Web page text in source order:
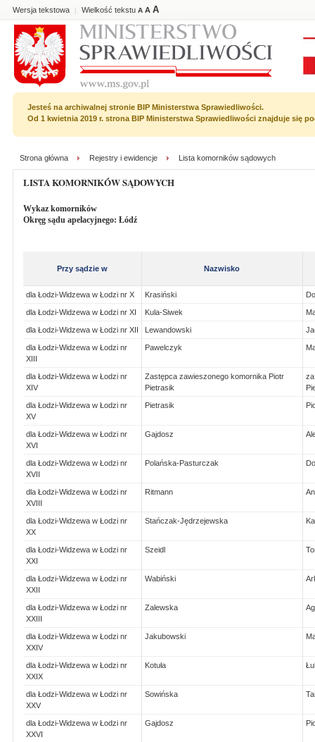
Wersja tekstowa | Wielkość tekstu A A A
Jesteś na archiwalnej stronie BIP Ministerstwa Sprawiedliwości.
Od 1 kwietnia 2019 r. strona BIP Ministerstwa Sprawiedliwości znajduje się
Strona główna Rejestry i ewidencje Lista komorników sądowych
LISTA KOMORNIKÓW SĄDOWYCH
Wykaz komorników
Okręg sądu apelacyjnego: Łódź
Przy sądzie w Nazwisko
dla Łodzi-Widzewa w Łodzi nr X Krasiński
dla Łodzi-Widzewa w Łodzi nr XI Kula-Siwek
dla Łodzi-Widzewa w Łodzi nr XII Lewandowski
dla Łodzi-Widzewa w Łodzi nr
XIII
Pawelczyk
dla Łodzi-Widzewa w Łodzi nr
XIV
Zastępca zawieszonego komornika Piotr
Pietrasik
dla Łodzi-Widzewa w Łodzi nr
XV
Pietrasik
dla Łodzi-Widzewa w Łodzi nr
XVI
Gajdosz
dla Łodzi-Widzewa w Łodzi nr
XVII
Polańska-Pasturczak
dla Łodzi-Widzewa w Łodzi nr
XVIII
Ritmann
dla Łodzi-Widzewa w Łodzi nr
XX
Stańczak-Jędrzejewska
dla Łodzi-Widzewa w Łodzi nr
XXI
Szeidl
dla Łodzi-Widzewa w Łodzi nr
XXII
Wabiński
dla Łodzi-Widzewa w Łodzi nr
XXIII
Zalewska
dla Łodzi-Widzewa w Łodzi nr
XXIV
Jakubowski
dla Łodzi-Widzewa w Łodzi nr
XXIX
Kotuła
dla Łodzi-Widzewa w Łodzi nr
XXV
Sowińska
dla Łodzi-Widzewa w Łodzi nr
XXVI
Gajdosz